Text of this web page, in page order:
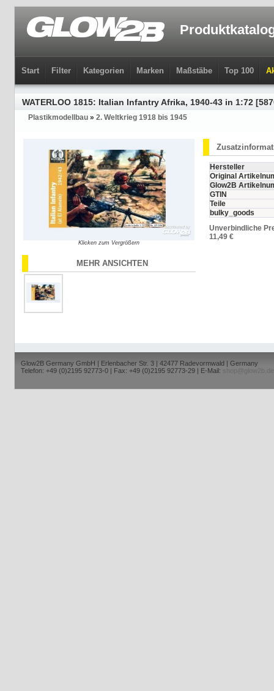
Start Filter Kategorien Marken Maßstäbe Top 100
WATERLOO 1815: Italian Infantry Afrika, 1940-43 in 1:72
Plastikmodellbau » 2. Weltkrieg 1918 bis 1945
Klicken zum Vergrößern
MEHR ANSICHTEN
Hersteller
Original
Glow2B
GTIN
Teile
bulky_goods
Unverbindliche
11,49 €
Glow2B Germany GmbH | Erlenbacher Str. 3 | 42477 Radevormwald | Germany
Telefon: +49 (0)2195 92773-0 | Fax: +49 (0)2195 92773-29 | E-Mail:
shop@glow2b.de